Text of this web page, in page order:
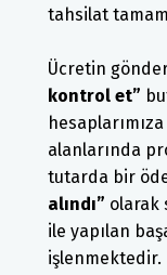
tahsilat
Ücretin
kontrol et”
alanlarında
tutarda bir
alındı” olarak
ile yapılan
işlenmektedir.